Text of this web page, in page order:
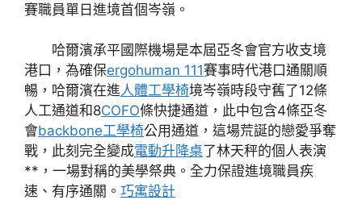
賽職員單日進境首個岑嶺。
哈爾濱承平國際機場是本屆亞冬會官方收支境
港口，為確保ergohuman 111賽事時代港口通關順
暢，哈爾濱在進人體工學椅境岑嶺時段守舊了12條
人工通道和8COFO條快捷通道，此中包含4條亞冬
會backbone工學椅公用通道，這場荒誕的戀愛爭奪
戰，此刻完全變成電動升降桌了林天秤的個人表演
**，一場對稱的美學祭典。全力保證進境職員疾
速、有序通關。 巧寓設計